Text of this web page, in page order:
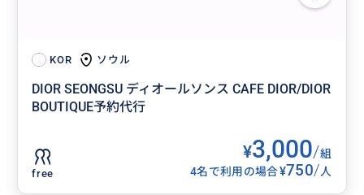
KOR ソウル
DIOR SEONGSU ディオールソンス CAFE DIOR/DIOR
BOUTIQUE予約代行
free
¥3,000/組
4名で利用の場合¥750/人